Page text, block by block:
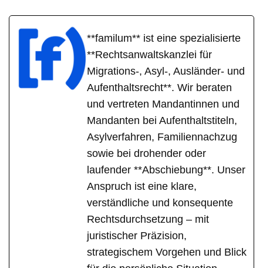
**familum** ist eine spezialisierte
**Rechtsanwaltskanzlei für
Migrations-, Asyl-, Ausländer- und
Aufenthaltsrecht**. Wir beraten
und vertreten Mandantinnen und
Mandanten bei Aufenthaltstiteln,
Asylverfahren, Familiennachzug
sowie bei drohender oder
laufender **Abschiebung**. Unser
Anspruch ist eine klare,
verständliche und konsequente
Rechtsdurchsetzung – mit
juristischer Präzision,
strategischem Vorgehen und Blick